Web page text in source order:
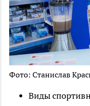
Фото: Станислав
Виды